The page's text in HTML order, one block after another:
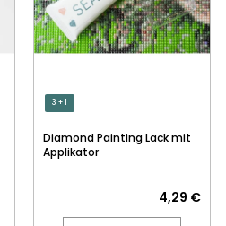
3 + 1
Diamond Painting Lack mit
Applikator
4,29 €